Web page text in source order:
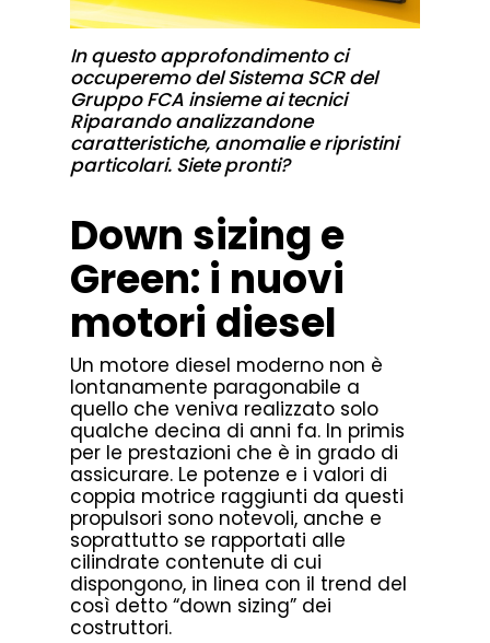
In questo approfondimento ci
occuperemo del Sistema SCR del
Gruppo FCA insieme ai tecnici
Riparando analizzandone
caratteristiche, anomalie e ripristini
particolari. Siete pronti?
Down sizing e
Green: i nuovi
motori diesel
Un motore diesel moderno non è
lontanamente paragonabile a
quello che veniva realizzato solo
qualche decina di anni fa. In primis
per le prestazioni che è in grado di
assicurare. Le potenze e i valori di
coppia motrice raggiunti da questi
propulsori sono notevoli, anche e
soprattutto se rapportati alle
cilindrate contenute di cui
dispongono, in linea con il trend del
così detto “down sizing” dei
costruttori.